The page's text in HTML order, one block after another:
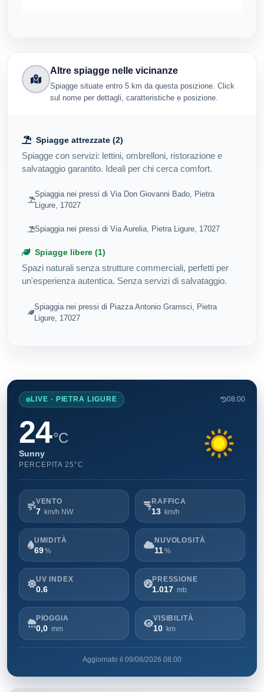
Altre spiagge nelle vicinanze
Spiagge situate entro 5 km da questa posizione. Click
sul nome per dettagli, caratteristiche e posizione.
Spiagge attrezzate (2)
Spiagge con servizi: lettini, ombrelloni, ristorazione e
salvataggio garantito. Ideali per chi cerca comfort.
Spiaggia nei pressi di Via Don Giovanni Bado, Pietra
Ligure, 17027
Spiaggia nei pressi di Via Aurelia, Pietra Ligure, 17027
Spiagge libere (1)
Spazi naturali senza strutture commerciali, perfetti per
un'esperienza autentica. Senza servizi di salvataggio.
Spiaggia nei pressi di Piazza Antonio Gramsci, Pietra
Ligure, 17027
LIVE · PIETRA LIGURE 08:00
24°C
Sunny
PERCEPITA 25°C
VENTO
7 km/h NW
RAFFICA
13 km/h
UMIDITÀ
69 %
NUVOLOSITÀ
11%
UV INDEX
0.6
PRESSIONE
1.017 mb
PIOGGIA
0,0 mm
VISIBILITÀ
10 km
Aggiornato il 09/08/2026 08:00